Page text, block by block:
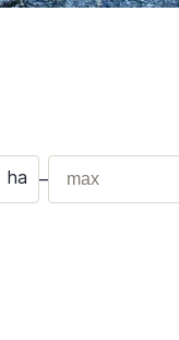
ha –